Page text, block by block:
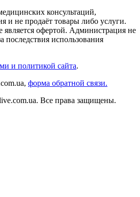
консультаций,
и не продаёт товары либо услуги.
офертой. Администрация не
последствия использования
и политикой сайта.
форма обратной связи.
Все права защищены.